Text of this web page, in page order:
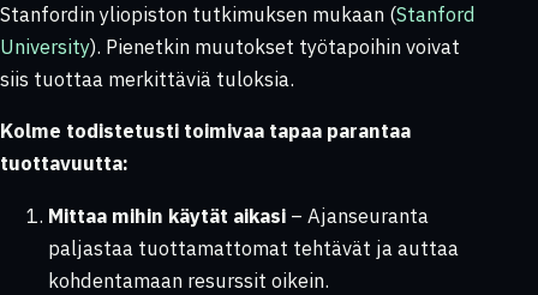
Stanfordin yliopiston tutkimuksen mukaan (Stanford
University). Pienetkin muutokset työtapoihin voivat
siis tuottaa merkittäviä tuloksia.
Kolme todistetusti toimivaa tapaa parantaa
tuottavuutta:
Mittaa mihin käytät aikasi – Ajanseuranta
paljastaa tuottamattomat tehtävät ja auttaa
kohdentamaan resurssit oikein.